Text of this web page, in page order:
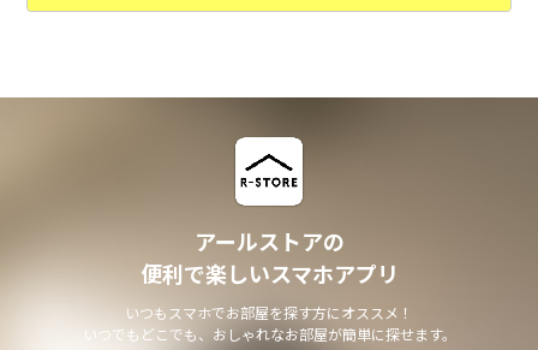
以下に定めのない目的で個人情報を利用する場合、あらかじめご本
からのご連絡の対応
不動産会社との業務における対応
・ 本サイトからのメールマガジンの送信、その他の対応
・ その他、本サイトの不動産物件情報サービスの提供のために必
個人情報の安全管理について
本サイトは、取り扱う個人情報の漏洩、滅失またはき損の防止その
他の個人情報の安全管理のために必要かつ適切な措置を講じます。
個人情報の委託について
アールストアの
便利で楽しいスマホアプリ
いつもスマホでお部屋を探す方にオススメ！
いつでもどこでも、おしゃれなお部屋が簡単に探せます。